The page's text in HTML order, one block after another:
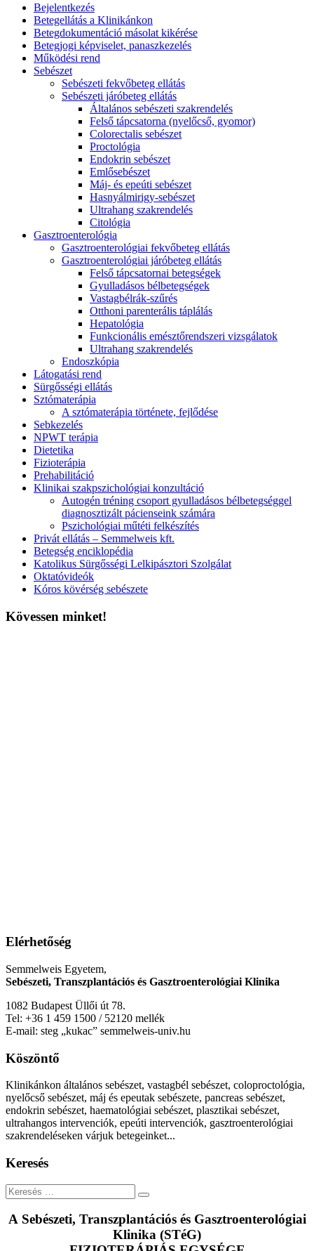
Bejelentkezés
Betegellátás a Klinikánkon
Betegdokumentáció másolat kikérése
Betegjogi képviselet, panaszkezelés
Működési rend
Sebészet
Sebészeti fekvőbeteg ellátás
Sebészeti járóbeteg ellátás
Általános sebészeti szakrendelés
Felső tápcsatorna (nyelőcső, gyomor)
Colorectalis sebészet
Proctológia
Endokrin sebészet
Emlősebészet
Máj- és epeúti sebészet
Hasnyálmirigy-sebészet
Ultrahang szakrendelés
Citológia
Gasztroenterológia
Gasztroenterológiai fekvőbeteg ellátás
Gasztroenterológiai járóbeteg ellátás
Felső tápcsatornai betegségek
Gyulladásos bélbetegségek
Vastagbélrák-szűrés
Otthoni parenterális táplálás
Hepatológia
Funkcionális emésztőrendszeri vizsgálatok
Ultrahang szakrendelés
Endoszkópia
Látogatási rend
Sürgősségi ellátás
Sztómaterápia
A sztómaterápia története, fejlődése
Sebkezelés
NPWT terápia
Dietetika
Fizioterápia
Prehabilitáció
Klinikai szakpszichológiai konzultáció
Autogén tréning csoport gyulladásos bélbetegséggel
diagnosztizált pácienseink számára
Pszichológiai műtéti felkészítés
Privát ellátás – Semmelweis kft.
Betegség enciklopédia
Katolikus Sürgősségi Lelkipásztori Szolgálat
Oktatóvideók
Kóros kövérség sebészete
Kövessen minket!
Elérhetőség
Semmelweis Egyetem,
Sebészeti, Transzplantációs és Gasztroenterológiai Klinika
1082 Budapest Üllői út 78.
Tel: +36 1 459 1500 / 52120 mellék
E-mail: steg „kukac” semmelweis-univ.hu
Köszöntő
Klinikánkon általános sebészet, vastagbél sebészet, coloproctológia,
nyelőcső sebészet, máj és epeutak sebészete, pancreas sebészet,
endokrin sebészet, haematológiai sebészet, plasztikai sebészet,
ultrahangos intervenciók, epeúti intervenciók, gasztroenterológiai
szakrendeléseken várjuk betegeinket...
Keresés
Keresés
A Sebészeti, Transzplantációs és Gasztroenterológiai
Klinika (STéG)